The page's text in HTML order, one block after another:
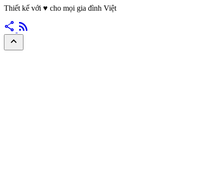
Thiết kế với ♥ cho mọi gia đình Việt
share rss_feed
expand_less